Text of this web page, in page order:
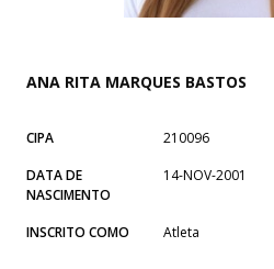
ANA RITA MARQUES BASTOS
CIPA
210096
DATA DE
NASCIMENTO
14-NOV-2001
INSCRITO COMO Atleta